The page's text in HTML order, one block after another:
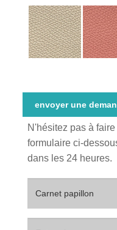
envoyer une
N'hésitez pas à
formulaire ci-
dans les 24 heures.